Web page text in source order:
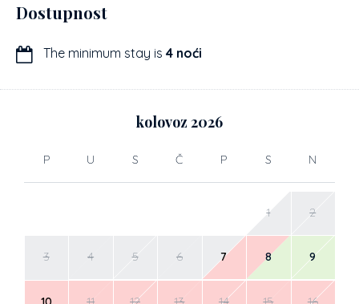
Dostupnost
The minimum stay is 4 noći
kolovoz 2026
P U S Č P S N
1 2
3 4 5 6 7 8 9